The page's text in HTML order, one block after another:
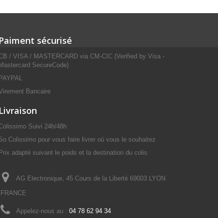
sécurisé
/ VISA / MASTERCARD via CM-CIC (Verified by Visa -
SecureCode)
Bancaire
Suivi 24h/48h
Colissimo pour vous faire livrer où vous le souhaitez
adapté suivant le poids et la destination du colis
AG Electronique, 45 Cours de la Liberté 69003 LYON
FRANCE
Appelez-nous au : 04 78 62 94 34